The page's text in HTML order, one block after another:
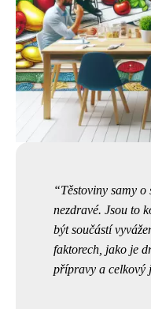
Těstoviny samy
nezdravé. Jsou to
být součástí
faktorech, jako je
přípravy a celkový